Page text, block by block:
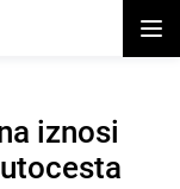
iznosi